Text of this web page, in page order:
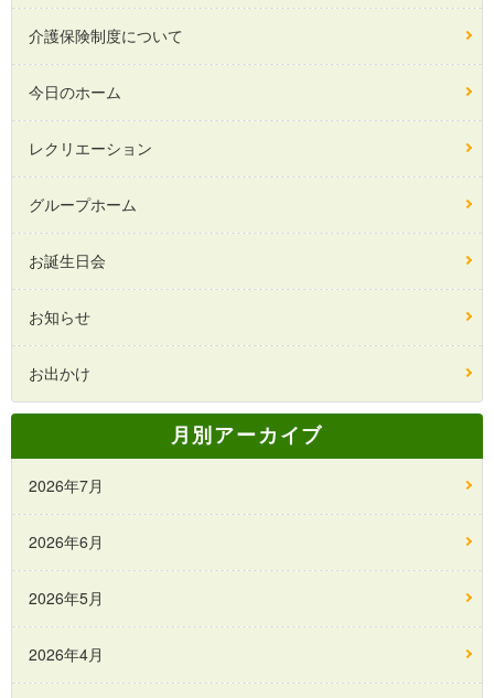
介護保険制度について
今日のホーム
レクリエーション
グループホーム
お誕生日会
お知らせ
お出かけ
月別アーカイブ
2026年7月
2026年6月
2026年5月
2026年4月